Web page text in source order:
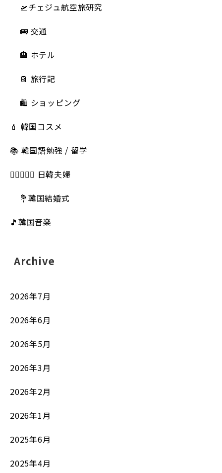
🛫チェジュ航空旅研究
🚌 交通
🏨 ホテル
📔 旅行記
🛍️ ショッピング
💄 韓国コスメ
📚 韓国語勉強 / 留学
👩🏻‍❤️‍👨🏻 日韓夫婦
💐韓国結婚式
🎵韓国音楽
Archive
2026年7月
2026年6月
2026年5月
2026年3月
2026年2月
2026年1月
2025年6月
2025年4月